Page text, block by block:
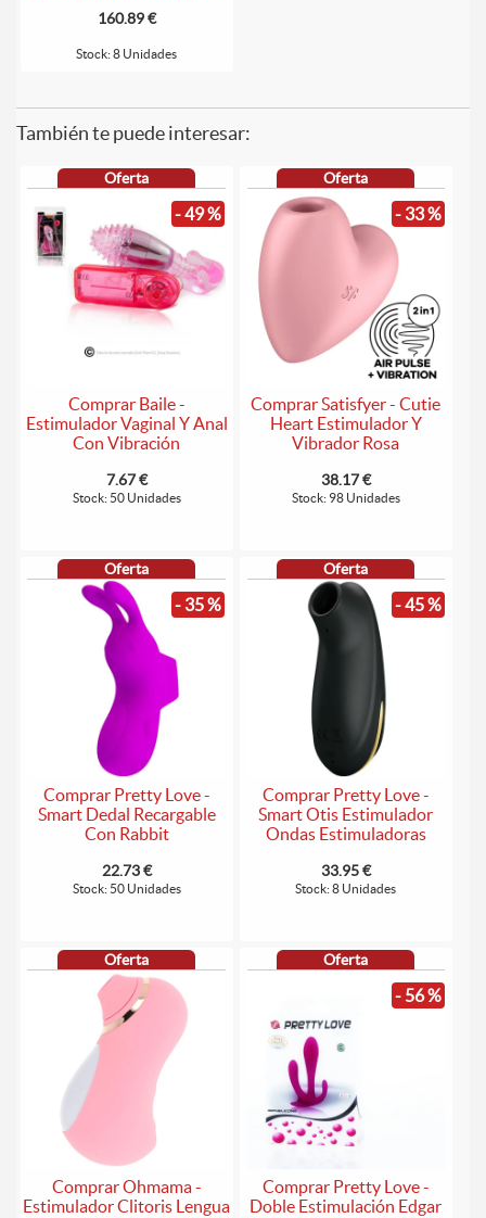
160.89 €
Stock: 8 Unidades
También te puede interesar:
Oferta
- 49 %
Comprar Baile -
Estimulador Vaginal Y Anal
Con Vibración
7.67 €
Stock: 50 Unidades
Oferta
- 33 %
Comprar Satisfyer - Cutie
Heart Estimulador Y
Vibrador Rosa
38.17 €
Stock: 98 Unidades
Oferta
- 35 %
Comprar Pretty Love -
Smart Dedal Recargable
Con Rabbit
22.73 €
Stock: 50 Unidades
Oferta
- 45 %
Comprar Pretty Love -
Smart Otis Estimulador
Ondas Estimuladoras
33.95 €
Stock: 8 Unidades
Oferta
Comprar Ohmama -
Estimulador Clitoris Lengua
Oferta
- 56 %
Comprar Pretty Love -
Doble Estimulación Edgar